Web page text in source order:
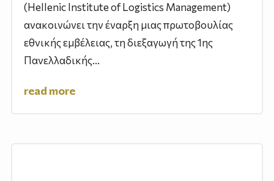
(Hellenic Institute of Logistics Management)
ανακοινώνει την έναρξη μιας πρωτοβουλίας
εθνικής εμβέλειας, τη διεξαγωγή της 1ης
Πανελλαδικής...
read more